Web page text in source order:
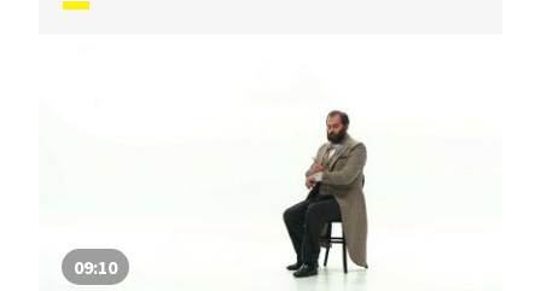
09:10